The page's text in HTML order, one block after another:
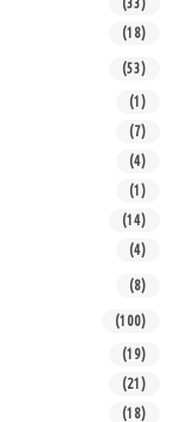
(18)
(53)
(1)
(7)
(4)
(1)
(14)
(4)
(8)
(100)
(19)
(21)
(18)